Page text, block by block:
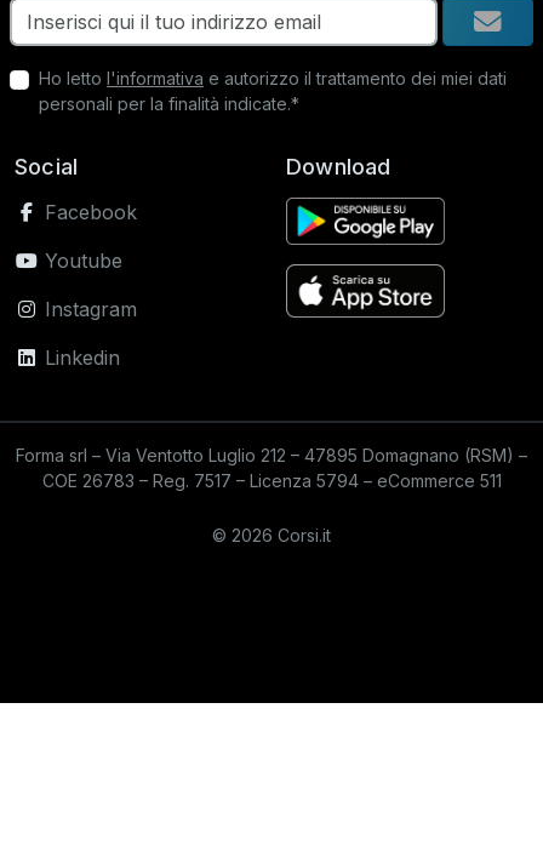
Ho letto l'informativa e autorizzo il trattamento dei miei dati
personali per la finalità indicate.*
Social
Facebook
Youtube
Instagram
Linkedin
Download
Forma srl – Via Ventotto Luglio 212 – 47895 Domagnano (RSM) –
COE 26783 – Reg. 7517 – Licenza 5794 – eCommerce 511
© 2026 Corsi.it